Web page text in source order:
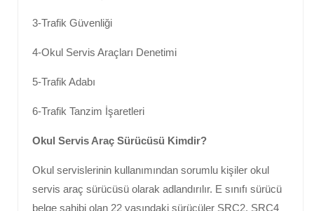
3-Trafik Güvenliği
4-Okul Servis Araçları Denetimi
5-Trafik Adabı
6-Trafik Tanzim İşaretleri
Okul Servis Araç Sürücüsü Kimdir?
Okul servislerinin kullanımından sorumlu kişiler okul
servis araç sürücüsü olarak adlandırılır. E sınıfı sürücü
belge sahibi olan 22 yaşındaki sürücüler SRC2, SRC4